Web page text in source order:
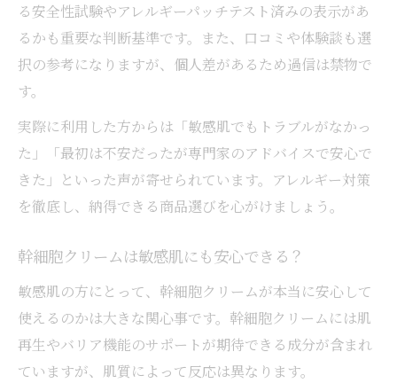
る安全性試験やアレルギーパッチテスト済みの表示があ
るかも重要な判断基準です。また、口コミや体験談も選
択の参考になりますが、個人差があるため過信は禁物で
す。
実際に利用した方からは「敏感肌でもトラブルがなかっ
た」「最初は不安だったが専門家のアドバイスで安心で
きた」といった声が寄せられています。アレルギー対策
を徹底し、納得できる商品選びを心がけましょう。
幹細胞クリームは敏感肌にも安心できる？
敏感肌の方にとって、幹細胞クリームが本当に安心して
使えるのかは大きな関心事です。幹細胞クリームには肌
再生やバリア機能のサポートが期待できる成分が含まれ
ていますが、肌質によって反応は異なります。